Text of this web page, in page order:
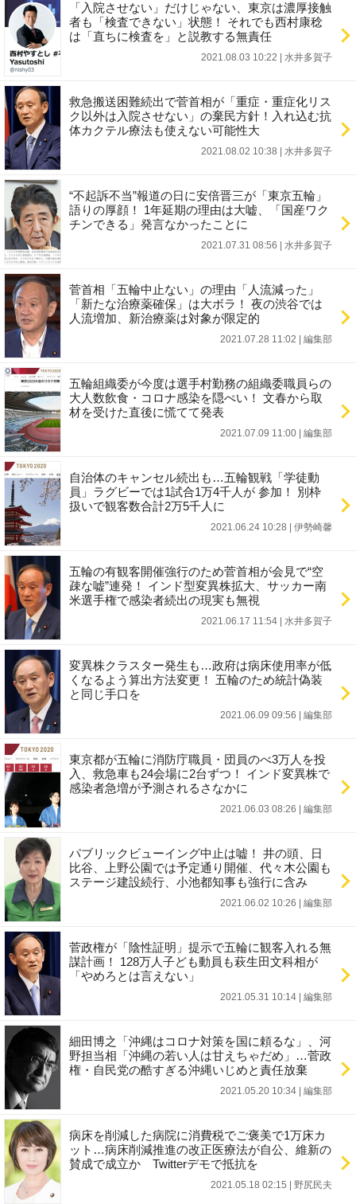
「入院させない」だけじゃない、東京は濃厚接触
者も「検査できない」状態！ それでも西村康稔
は「直ちに検査を」と説教する無責任
2021.08.03 10:22 水井多賀子
救急搬送困難続出で菅首相が「重症・重症化リス
ク以外は入院させない」の棄民方針！入れ込む抗
体カクテル療法も使えない可能性大
2021.08.02 10:38 水井多賀子
“不起訴不当”報道の日に安倍晋三が「東京五輪」
語りの厚顔！ 1年延期の理由は大嘘、「国産ワク
チンできる」発言なかったことに
2021.07.31 08:56 水井多賀子
菅首相「五輪中止ない」の理由「人流減った」
「新たな治療薬確保」は大ボラ！ 夜の渋谷では
人流増加、新治療薬は対象が限定的
2021.07.28 11:02 編集部
五輪組織委が今度は選手村勤務の組織委職員らの
大人数飲食・コロナ感染を隠ぺい！ 文春から取
材を受けた直後に慌てて発表
2021.07.09 11:00 編集部
自治体のキャンセル続出も…五輪観戦「学徒動
員」ラグビーでは1試合1万4千人が 参加！ 別枠
扱いで観客数合計2万5千人に
2021.06.24 10:28 伊勢崎馨
五輪の有観客開催強行のため菅首相が会見で“空
疎な嘘”連発！ インド型変異株拡大、サッカー南
米選手権で感染者続出の現実も無視
2021.06.17 11:54 水井多賀子
変異株クラスター発生も…政府は病床使用率が低
くなるよう算出方法変更！ 五輪のため統計偽装
と同じ手口を
2021.06.09 09:56 編集部
東京都が五輪に消防庁職員・団員のべ3万人を投
入、救急車も24会場に2台ずつ！ インド変異株で
感染者急増が予測されるさなかに
2021.06.03 08:26 編集部
パブリックビューイング中止は嘘！ 井の頭、日
比谷、上野公園では予定通り開催、代々木公園も
ステージ建設続行、小池都知事も強行に含み
2021.06.02 10:26 編集部
菅政権が「陰性証明」提示で五輪に観客入れる無
謀計画！ 128万人子ども動員も萩生田文科相が
「やめろとは言えない」
2021.05.31 10:14 編集部
細田博之「沖縄はコロナ対策を国に頼るな」、河
野担当相「沖縄の若い人は甘えちゃだめ」…菅政
権・自民党の酷すぎる沖縄いじめと責任放棄
2021.05.20 10:34 編集部
病床を削減した病院に消費税でご褒美で1万床カ
ット…病床削減推進の改正医療法が自公、維新の
賛成で成立か Twitterデモで抵抗を
2021.05.18 02:15 野尻民夫